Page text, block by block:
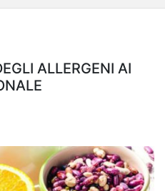
ALLERGENI AI